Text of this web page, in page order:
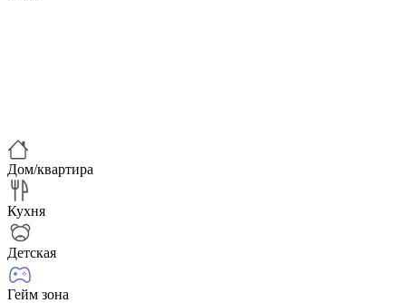
Дом/квартира
Кухня
Детская
Гейм зона